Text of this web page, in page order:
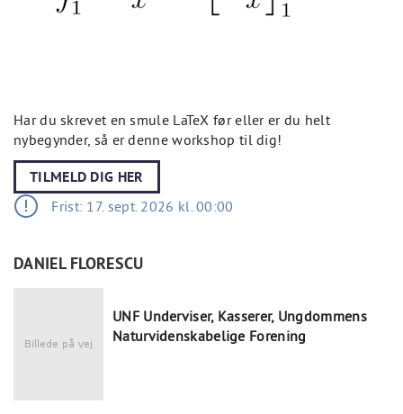
Har du skrevet en smule LaTeX før eller er du helt
nybegynder, så er denne workshop til dig!
TILMELD DIG HER
Frist: 17. sept. 2026 kl. 00:00
DANIEL FLORESCU
UNF Underviser, Kasserer, Ungdommens
Naturvidenskabelige Forening